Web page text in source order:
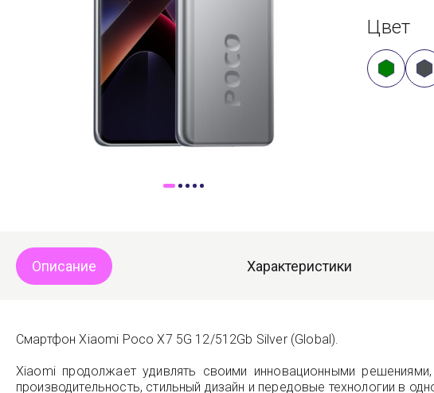
Доставка
Самовывоз
Цвет
Описание Характеристики
Смартфон Xiaomi Poco X7 5G 12/512Gb Silver (Global).
Xiaomi продолжает удивлять своими инновационными
производительность, стильный дизайн и передовые технологии в